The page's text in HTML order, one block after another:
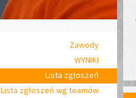
Zawody
WYNIKI
Lista zgłoszeń
Lista zgłoszeń wg teamów